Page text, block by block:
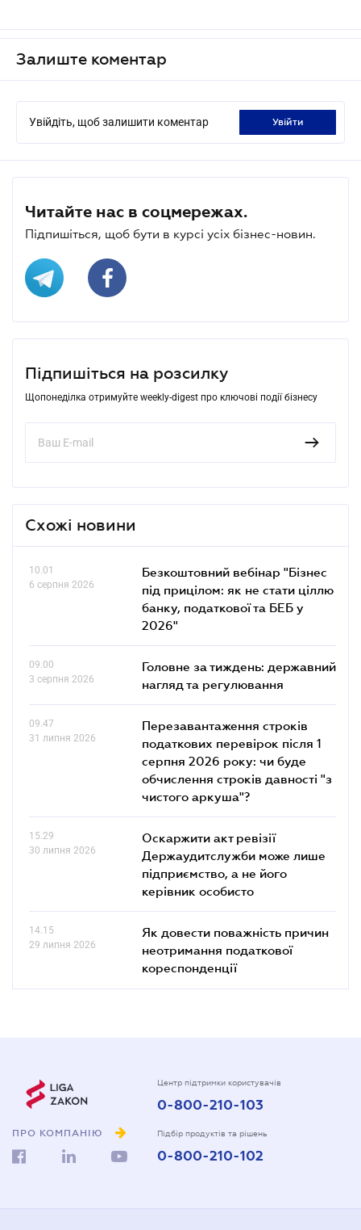
Залиште коментар
Увійдіть, щоб залишити коментар увійти
Читайте нас в соцмережах.
Підпишіться, щоб бути в курсі усіх бізнес-новин.
Підпишіться на розсилку
Щопонеділка отримуйте weekly-digest про ключові події бізнесу
Схожі новини
10.01
6 серпня 2026
Безкоштовний вебінар "Бізнес
під прицілом: як не стати ціллю
банку, податкової та БЕБ у
2026"
09.00
3 серпня 2026
Головне за тиждень: державний
нагляд та регулювання
09.47
31 липня 2026
Перезавантаження строків
податкових перевірок після 1
серпня 2026 року: чи буде
обчислення строків давності "з
чистого аркуша"?
15.29
30 липня 2026
Оскаржити акт ревізії
Держаудитслужби може лише
підприємство, а не його
керівник особисто
14.15
29 липня 2026
Як довести поважність причин
неотримання податкової
кореспонденції
ПРО КОМПАНІЮ
Центр підтримки користувачів
0-800-210-103
Підбір продуктів та рішень
0-800-210-102